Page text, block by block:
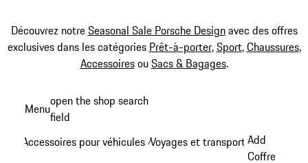
Découvrez notreSeasonal Sale Porsche Designavec des offres
exclusives dans les catégories Prêt-à-porter,Sport,Chaussures,
AccessoiresouSacs & Bagages.
principal
Menuopen the shop search
field
Accessoires pour véhicules /Voyages et transports/
Add
Coffre